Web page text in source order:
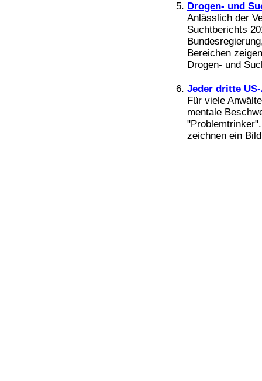
Drogen- und
Anlässlich der
Suchtberichts
Bereichen
Drogen- und
Jeder dritte
Für viele
mentale
zeichnen ein